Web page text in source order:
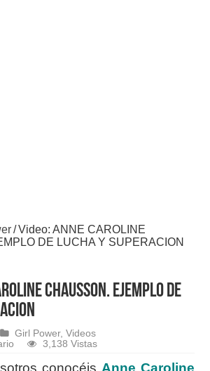
/Video: ANNE CAROLINE
DE LUCHA Y SUPERACION
CHAUSSON. EJEMPLO DE
Girl Power,Videos
3,138 Vistas
conocéis Anne Caroline